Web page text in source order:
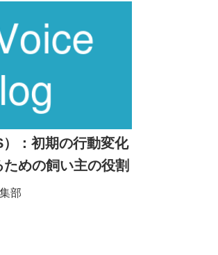
：初期の行動変化
めの飼い主の役割
部